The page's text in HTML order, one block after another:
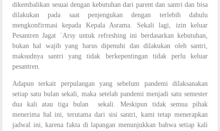
dikembalikan sesuai dengan kebutuhan dari parent dan santri dan bisa
dilakukan pada saat penjengukan dengan terlebih dahulu
mengkonfirmasi kepada Kepala Asrama. Sekali lagi, izin keluar
Pesantren Jagat `Arsy untuk refreshing ini berdasarkan kebutuhan,
bukan hal wajib yang harus dipenuhi dan dilakukan oleh santri,
maksudnya santri yang tidak berkepentingan tidak perlu keluar
pesantren.
Adapun terkait perpulangan yang sebelum pandemi dilaksanakan
setiap satu bulan sekali, maka setelah pandemi menjadi satu semester
dua kali atau tiga bulan sekali. Meskipun tidak semua pihak
menerima hal ini, terutama dari sisi santri, kami tetap menerapkan
jadwal ini, karena fakta di lapangan menunjukkan bahwa setiap kali